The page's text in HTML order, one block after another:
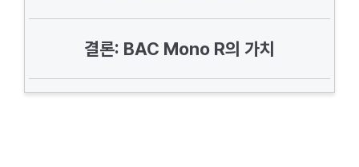
결론: BAC Mono R의 가치